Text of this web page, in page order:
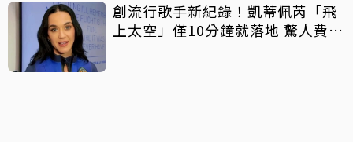
創流行歌手新紀錄！凱蒂佩芮「飛
上太空」僅10分鐘就落地 驚人費用